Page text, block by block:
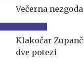
Večerna
Klakočar
dve potezi